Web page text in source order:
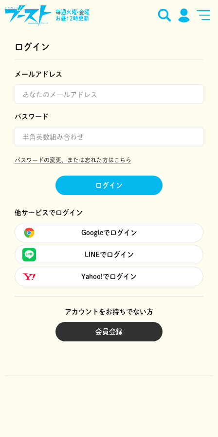
毎週火曜•金曜
お昼12時更新
ログイン
メールアドレス
パスワード
パスワードの変更、または忘れた方はこちら
ログイン
他サービスでログイン
Googleでログイン
LINEでログイン
Yahoo!でログイン
アカウントをお持ちでない方
会員登録